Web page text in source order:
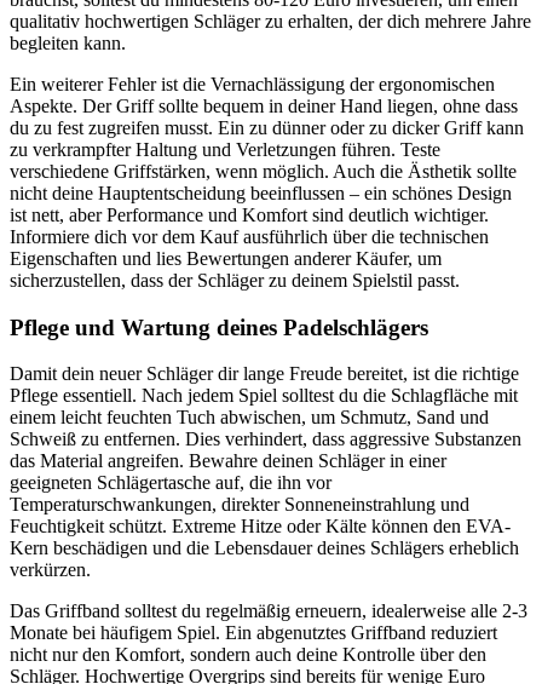
qualitativ hochwertigen Schläger zu erhalten, der dich mehrere Jahre
begleiten kann.
Ein weiterer Fehler ist die Vernachlässigung der ergonomischen
Aspekte. Der Griff sollte bequem in deiner Hand liegen, ohne dass
du zu fest zugreifen musst. Ein zu dünner oder zu dicker Griff kann
zu verkrampfter Haltung und Verletzungen führen. Teste
verschiedene Griffstärken, wenn möglich. Auch die Ästhetik sollte
nicht deine Hauptentscheidung beeinflussen – ein schönes Design
ist nett, aber Performance und Komfort sind deutlich wichtiger.
Informiere dich vor dem Kauf ausführlich über die technischen
Eigenschaften und lies Bewertungen anderer Käufer, um
sicherzustellen, dass der Schläger zu deinem Spielstil passt.
Pflege und Wartung deines Padelschlägers
Damit dein neuer Schläger dir lange Freude bereitet, ist die richtige
Pflege essentiell. Nach jedem Spiel solltest du die Schlagfläche mit
einem leicht feuchten Tuch abwischen, um Schmutz, Sand und
Schweiß zu entfernen. Dies verhindert, dass aggressive Substanzen
das Material angreifen. Bewahre deinen Schläger in einer
geeigneten Schlägertasche auf, die ihn vor
Temperaturschwankungen, direkter Sonneneinstrahlung und
Feuchtigkeit schützt. Extreme Hitze oder Kälte können den EVA-
Kern beschädigen und die Lebensdauer deines Schlägers erheblich
verkürzen.
Das Griffband solltest du regelmäßig erneuern, idealerweise alle 2-3
Monate bei häufigem Spiel. Ein abgenutztes Griffband reduziert
nicht nur den Komfort, sondern auch deine Kontrolle über den
Schläger. Hochwertige Overgrips sind bereits für wenige Euro